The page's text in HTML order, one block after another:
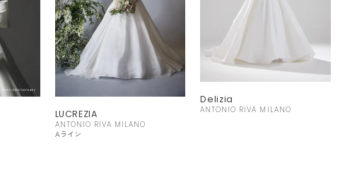
LUCREZIA
ANTONIO RIVA MILANO
Aライン
Delizia
ANTONIO RIVA MILANO